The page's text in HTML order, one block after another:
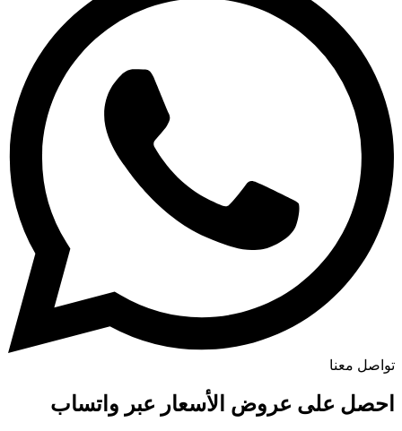
تواصل معنا
احصل على عروض الأسعار عبر واتساب